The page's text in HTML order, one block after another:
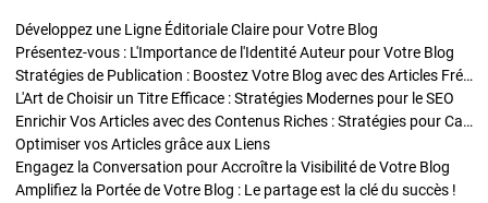
Développez une Ligne Éditoriale Claire pour Votre Blog
Présentez-vous : L'Importance de l'Identité Auteur pour Votre Blog
Stratégies de Publication : Boostez Votre Blog avec des Articles Fréquents et Exclusifs
L'Art de Choisir un Titre Efficace : Stratégies Modernes pour le SEO
Enrichir Vos Articles avec des Contenus Riches : Stratégies pour Captiver et Optimiser
Optimiser vos Articles grâce aux Liens
Engagez la Conversation pour Accroître la Visibilité de Votre Blog
Amplifiez la Portée de Votre Blog : Le partage est la clé du succès !